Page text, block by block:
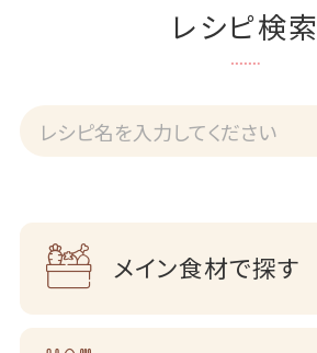
レシピ検索
メイン食材で探す